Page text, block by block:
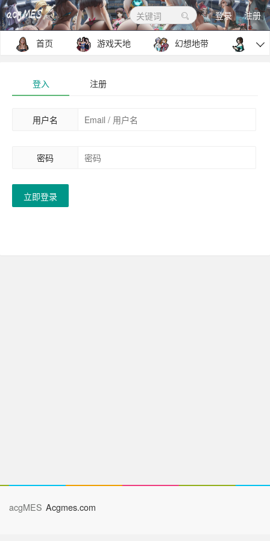
关键词 登录 注册
首页 游戏天地 幻想地带 包

登入 注册
用户名
密码
立即登录
acgMES Acgmes.com